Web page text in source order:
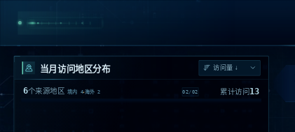
当月访问地区分布
6个来源地区 境内 4海外2 02/02 累计访问 13